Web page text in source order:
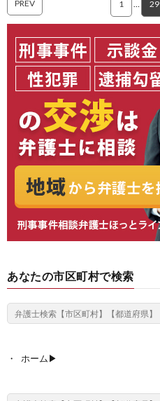
PREV 1 29
あなたの市区町村で検索
ホーム▶︎